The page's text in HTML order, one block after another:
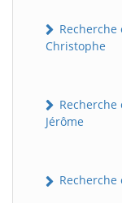
Christophe
Jérôme